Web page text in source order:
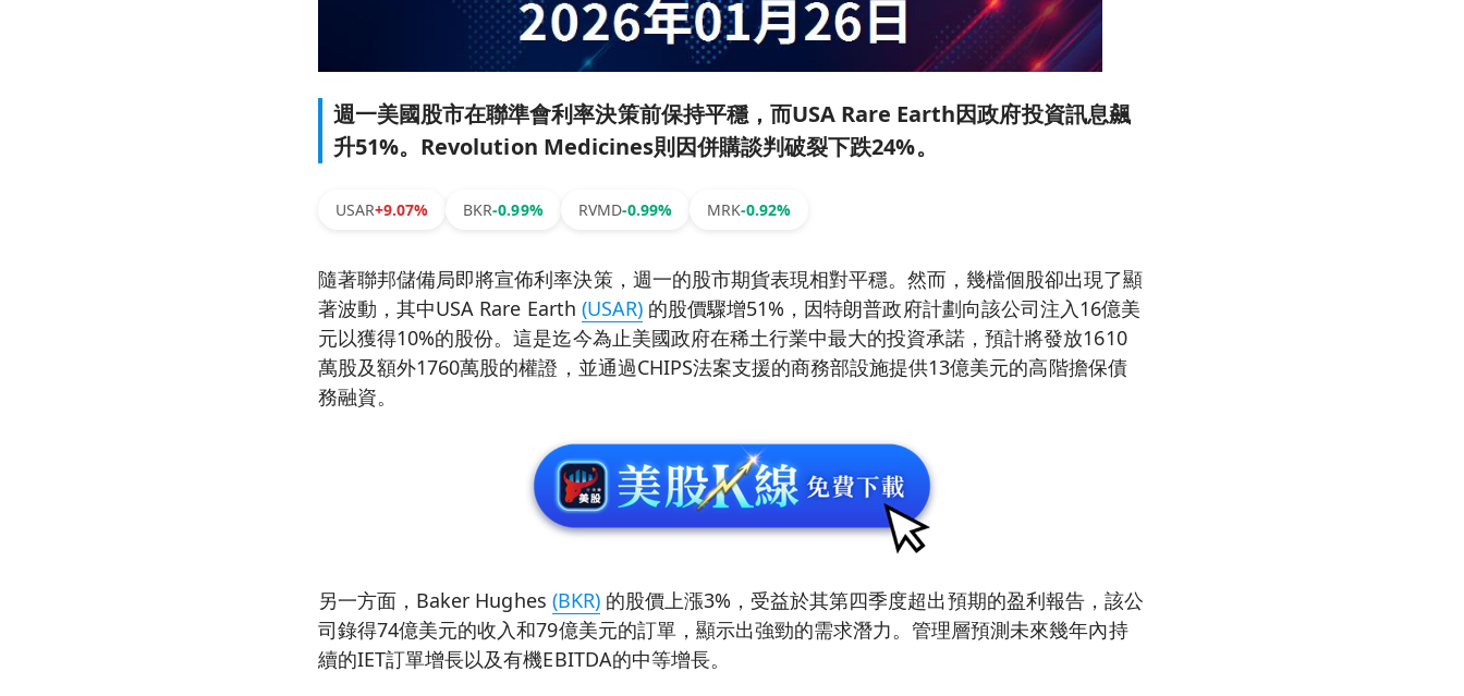
週一美國股市在聯準會利率決策前保持平穩，而USA Rare Earth因政府投資訊息飆
升51%。Revolution Medicines則因併購談判破裂下跌24%。
USAR+9.07% BKR-0.99% RVMD-0.99% MRK-0.92%
隨著聯邦儲備局即將宣佈利率決策，週一的股市期貨表現相對平穩。然而，幾檔個股卻出現了顯
著波動，其中USA Rare Earth (USAR)的股價驟增51%，因特朗普政府計劃向該公司注入16億美
元以獲得10%的股份。這是迄今為止美國政府在稀土行業中最大的投資承諾，預計將發放1610
萬股及額外1760萬股的權證，並通過CHIPS法案支援的商務部設施提供13億美元的高階擔保債
務融資。
另一方面，Baker Hughes (BKR)的股價上漲3%，受益於其第四季度超出預期的盈利報告，該公
司錄得74億美元的收入和79億美元的訂單，顯示出強勁的需求潛力。管理層預測未來幾年內持
續的IET訂單增長以及有機EBITDA的中等增長。